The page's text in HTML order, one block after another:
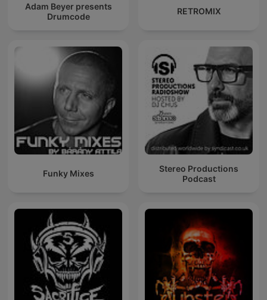
Adam Beyer presents
Drumcode
RETROMIX
Funky Mixes
Stereo Productions
Podcast